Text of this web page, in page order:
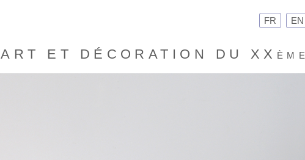
FR EN
ART ET DÉCORATION DU XXème